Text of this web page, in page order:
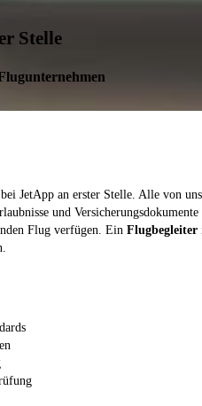
Stelle
JetApp an erster Stelle. Alle von
und
Flug verfügen. Ein Flugbegleiter